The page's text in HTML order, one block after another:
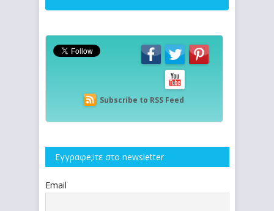
Subscribe to RSS Feed
Εγγραφe;iτε στο newsletter
Email